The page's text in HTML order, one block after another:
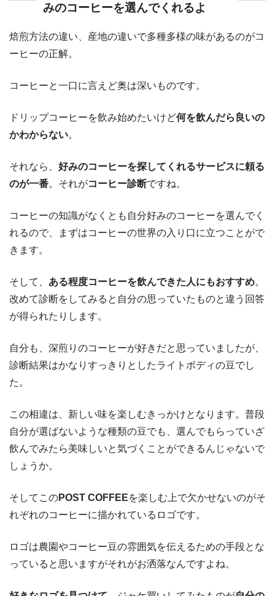
みのコーヒーを選んでくれるよ
焙煎方法の違い、産地の違いで多種多様の味があるのがコ
ーヒーの正解。
コーヒーと一口に言えど奥は深いものです。
ドリップコーヒーを飲み始めたいけど何を飲んだら良いの
かわからない。
それなら、 好みのコーヒーを探してくれるサービスに頼る
のが一番。それがコーヒー診断ですね。
コーヒーの知識がなくとも自分好みのコーヒーを選んでく
れるので、まずはコーヒーの世界の入り口に立つことがで
きます。
そして、 ある程度コーヒーを飲んできた人にもおすすめ。
改めて診断をしてみると自分の思っていたものと違う回答
が得られたりします。
自分も、深煎りのコーヒーが好きだと思っていましたが、
診断結果はかなりすっきりとしたライトボディの豆でし
た。
この相違は、新しい味を楽しむきっかけとなります。普段
自分が選ばないような種類の豆でも、選んでもらっていざ
飲んでみたら美味しいと気づくことができるんじゃないで
しょうか。
そしてこのPOST COFFEEを楽しむ上で欠かせないのがそ
れぞれのコーヒーに描かれているロゴです。
ロゴは農園やコーヒー豆の雰囲気を伝えるための手段とな
っていると思いますがそれがお洒落なんですよね。